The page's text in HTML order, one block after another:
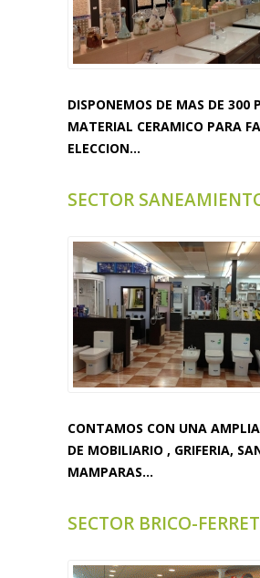
DISPONEMOS DE MAS DE 300
MATERIAL CERAMICO PARA
ELECCION...
SECTOR
CONTAMOS CON UNA
DE MOBILIARIO , GRIFERIA,
MAMPARAS...
SECTOR BRICO-